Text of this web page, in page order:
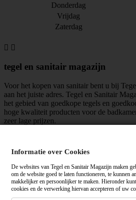
Donderdag
Vrijdag
Zaterdag
 
tegel en sanitair magazijn
Voor het kopen van sanitair bent u bij
aan het juiste adres. Tegel en Sanitair
het gebied van goedkope tegels en
hoge kwaliteit producten voor de
zeer lage prijzen.
Algemene voorwaarden |
Informatie over Cookies
De websites van Tegel en Sanitair Magazijn maken
om de website goed te laten functioneren, te kunnen
makkelijker en persoonlijker te maken. Hieronder
cookies en de verwerking hiervan accepteren of uw